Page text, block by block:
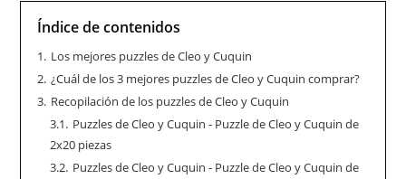
Índice de contenidos
1. Los mejores puzzles de Cleo y Cuquin
2. ¿Cuál de los 3 mejores puzzles de Cleo y Cuquin comprar?
3. Recopilación de los puzzles de Cleo y Cuquin
3.1. Puzzles de Cleo y Cuquin - Puzzle de Cleo y Cuquin de
2x20 piezas
3.2. Puzzles de Cleo y Cuquin - Puzzle de Cleo y Cuquin de